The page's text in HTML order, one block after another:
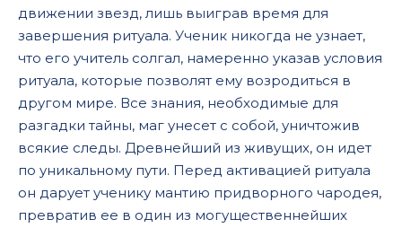
движении звезд, лишь выиграв время для
завершения ритуала. Ученик никогда не узнает,
что его учитель солгал, намеренно указав условия
ритуала, которые позволят ему возродиться в
другом мире. Все знания, необходимые для
разгадки тайны, маг унесет с собой, уничтожив
всякие следы. Древнейший из живущих, он идет
по уникальному пути. Перед активацией ритуала
он дарует ученику мантию придворного чародея,
превратив ее в один из могущественнейших